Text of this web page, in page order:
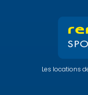
Les locations